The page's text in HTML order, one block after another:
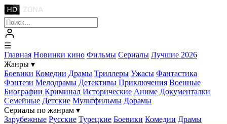
☰
Главная Новинки кино Фильмы Сериалы Лучшие 2026
Жанры ▾
Боевики Комедии Драмы Триллеры Ужасы Фантастика
Фэнтези Мелодрамы Детективы Приключения Военные
Биографии Криминал Исторические Аниме Документалки
Семейные Детские Мультфильмы Дорамы
Сериалы по жанрам ▾
Зарубежные Русские Турецкие Боевики Комедии Драмы